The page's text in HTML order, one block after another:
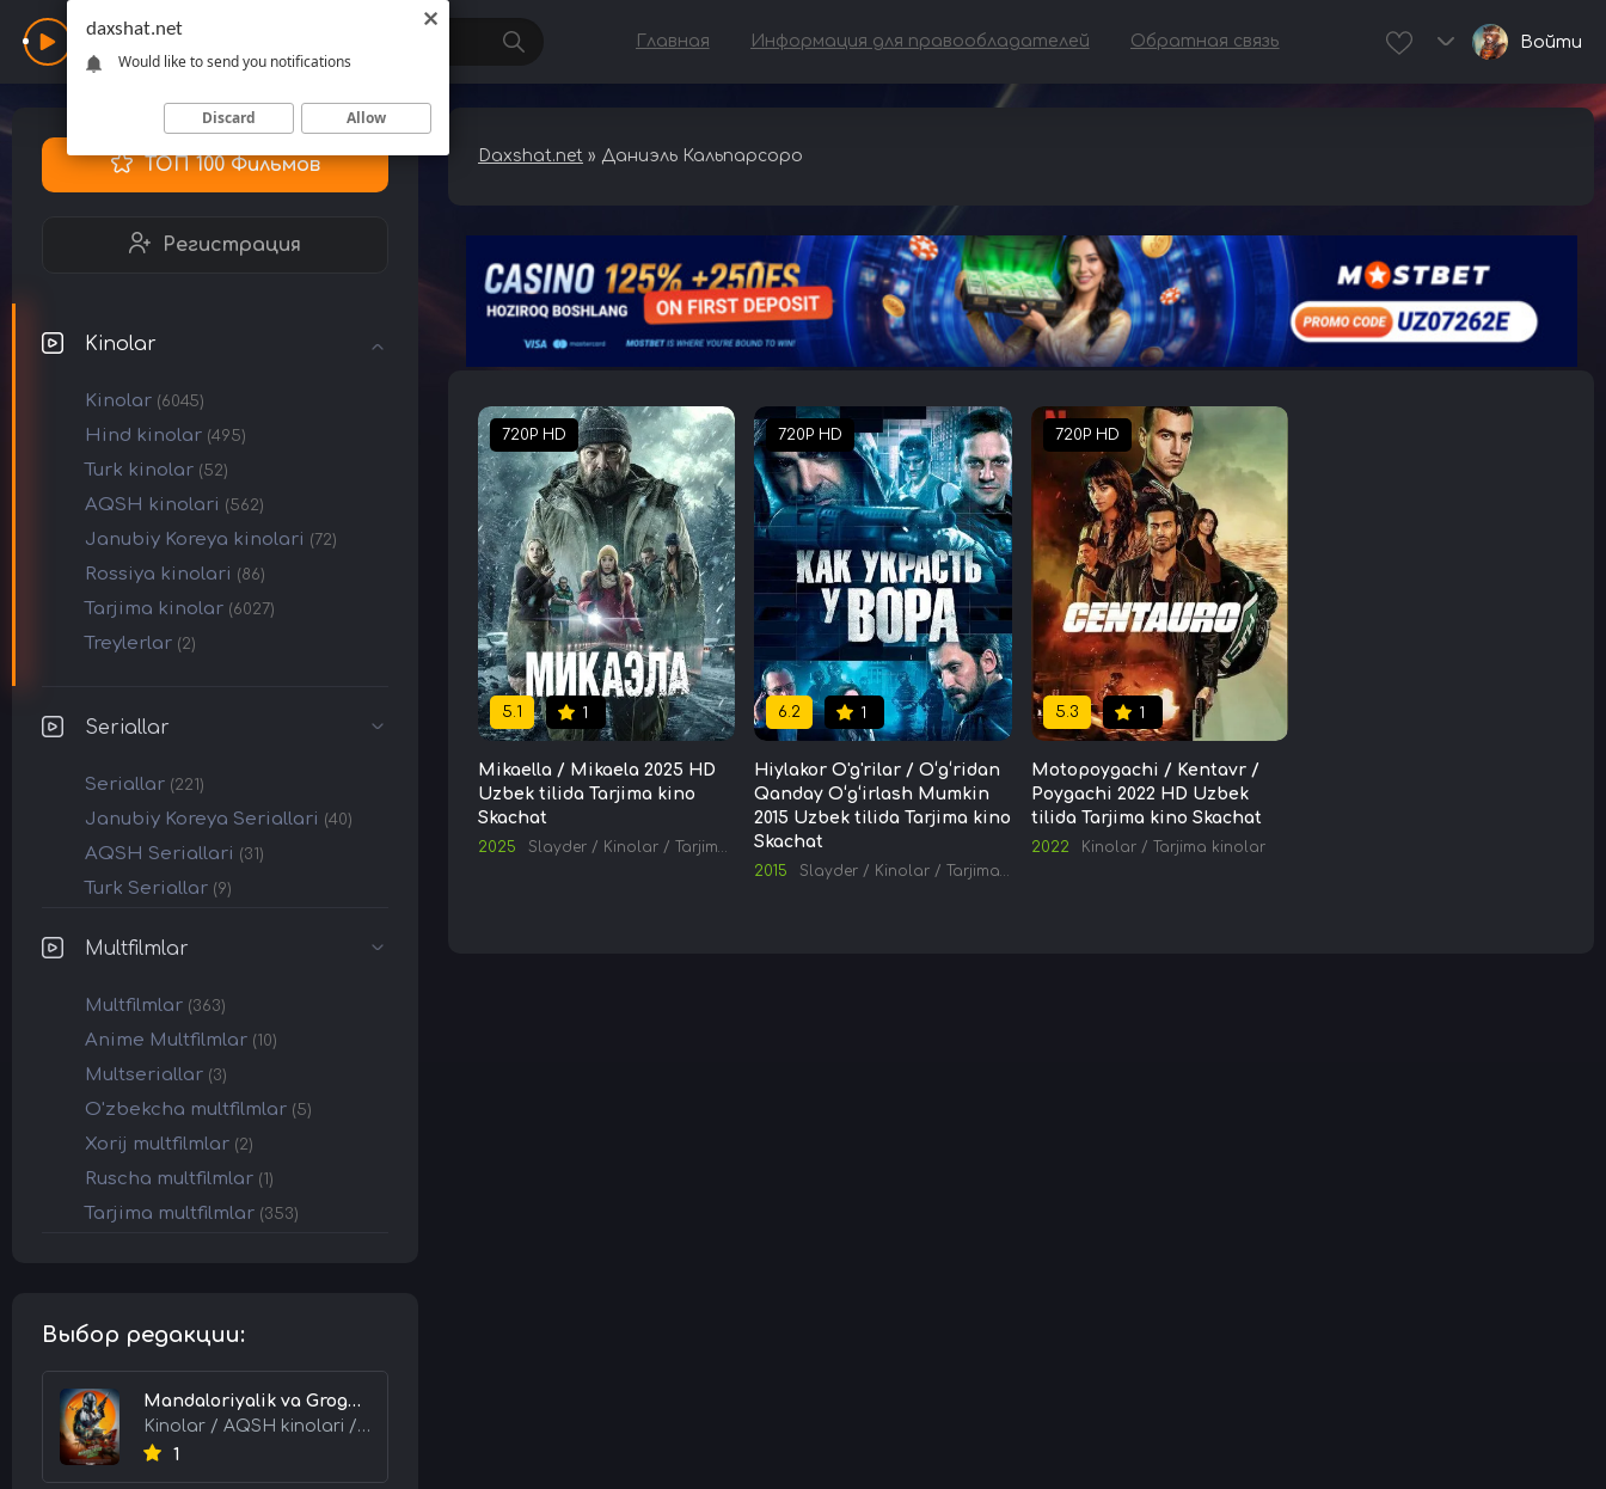
Daxshat Главная Информация для правообладателей Обратная связь Войти
ТОП 100 Фильмов
Регистрация
Kinolar
Kinolar (6045)
Hind kinolar (495)
Turk kinolar (52)
AQSH kinolari (562)
Janubiy Koreya kinolari (72)
Rossiya kinolari (86)
Tarjima kinolar (6027)
Treylerlar (2)
Seriallar
Seriallar (221)
Janubiy Koreya Seriallari (40)
AQSH Seriallari (31)
Turk Seriallar (9)
Multfilmlar
Multfilmlar (363)
Anime Multfilmlar (10)
Multseriallar (3)
O'zbekcha multfilmlar (5)
Xorij multfilmlar (2)
Ruscha multfilmlar (1)
Tarjima multfilmlar (353)
Выбор редакции:
Mandaloriyalik va Grogu 2026 HD Uzbek tilida Tarjima kino skachat tas-ix
Kinolar / AQSH kinolari / Tarjima kinolar
1
Daxshat.net » Даниэль Кальпарсоро
720P HD
5.1 1
Mikaella / Mikaela 2025 HD
Uzbek tilida Tarjima kino
Skachat
2025 Slayder / Kinolar / Tarjima kinolar
720P HD
6.2 1
Hiylakor O'g'rilar / O‘g‘ridan
Qanday O‘g‘irlash Mumkin
2015 Uzbek tilida Tarjima kino
Skachat
2015 Slayder / Kinolar / Tarjima kinolar
720P HD
5.3 1
Motopoygachi / Kentavr /
Poygachi 2022 HD Uzbek
tilida Tarjima kino Skachat
2022 Kinolar/ Tarjima kinolar
daxshat.net
Would like to send you notifications
Discard Allow